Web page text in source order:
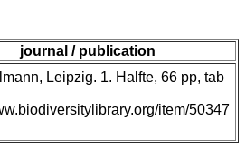
journal / publication
Leipzig. 1. Halfte, 66 pp, tab
item/50347